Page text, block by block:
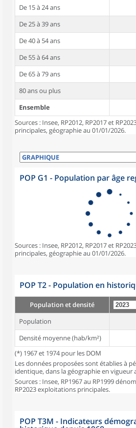
De 15 à 24 ans
De 25 à 39 ans
De 40 à 54 ans
De 55 à 64 ans
De 65 à 79 ans
80 ans ou plus
Ensemble
Sources : Insee, RP2012, RP2017 et
principales, géographie au 01/01/2026.
POP G1 - Population par âge
Sources : Insee, RP2012, RP2017 et
principales, géographie au 01/01/2026.
POP T2 - Population en
Population et densité
Population
Densité moyenne (hab/km²)
(*) 1967 et 1974 pour les DOM
Les données proposées sont établies à
identique, dans la géographie en vigueur
Sources : Insee, RP1967 au RP1999
RP2023 exploitations principales.
POP T3M - Indicateurs